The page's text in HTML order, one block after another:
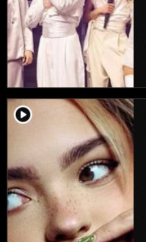
player2